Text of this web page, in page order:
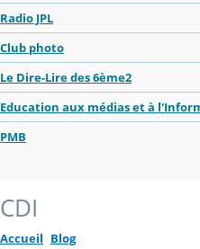
Radio JPL
Club photo
Le Dire-Lire des 6ème2
Education aux médias et à
PMB
CDI
Accueil Blog